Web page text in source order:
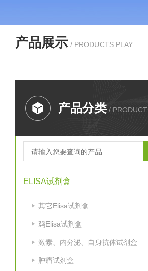
产品展示 / PRODUCTS PLAY
产品分类 / PRODUCT
ELISA试剂盒
其它Elisa试剂盒
鸡Elisa试剂盒
激素、内分泌、自身抗体试剂盒
肿瘤试剂盒